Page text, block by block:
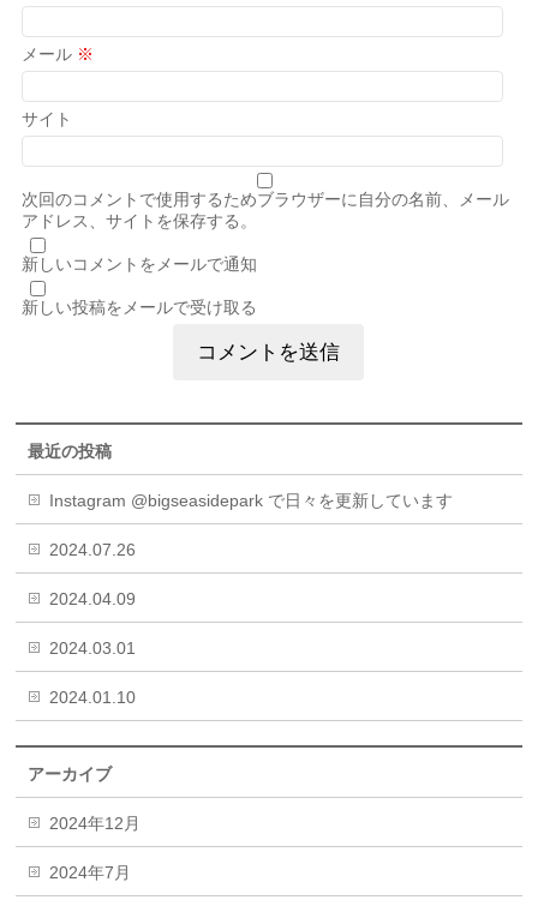
メール ※
サイト
次回のコメントで使用するためブラウザーに自分の名前、メール
アドレス、サイトを保存する。
新しいコメントをメールで通知
新しい投稿をメールで受け取る
最近の投稿
Instagram @bigseasidepark で日々を更新しています
2024.07.26
2024.04.09
2024.03.01
2024.01.10
アーカイブ
2024年12月
2024年7月